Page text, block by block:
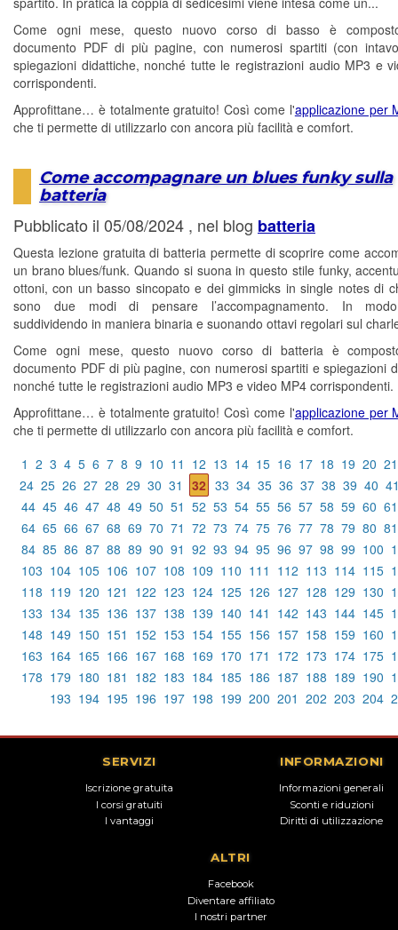
Come ogni mese, questo nuovo corso di basso è
documento PDF di più pagine, con numerosi spartiti (con
spiegazioni didattiche, nonché tutte le registrazioni audio MP3 e
corrispondenti.
Approfittane… è totalmente gratuito! Così come l'applicazione per
che ti permette di utilizzarlo con ancora più facilità e comfort.
Come accompagnare un blues funky sulla
batteria
Pubblicato il 05/08/2024 , nel blog batteria
Questa lezione gratuita di batteria permette di scoprire come
un brano blues/funk. Quando si suona in questo stile funky,
ottoni, con un basso sincopato e dei gimmicks in single notes di
sono due modi di pensare l’accompagnamento. In
suddividendo in maniera binaria e suonando ottavi regolari sul
Come ogni mese, questo nuovo corso di batteria è
documento PDF di più pagine, con numerosi spartiti e spiegazioni
nonché tutte le registrazioni audio MP3 e video MP4 corrispondenti.
Approfittane… è totalmente gratuito! Così come l'applicazione per
che ti permette di utilizzarlo con ancora più facilità e comfort.
1 2 3 4 5 6 7 8 9 10 11 12 13 14 15 16 17 18 19 20 21
24 25 26 27 28 29 30 31 32 33 34 35 36 37 38 39 40
44 45 46 47 48 49 50 51 52 53 54 55 56 57 58 59 60 61
64 65 66 67 68 69 70 71 72 73 74 75 76 77 78 79 80 81
84 85 86 87 88 89 90 91 92 93 94 95 96 97 98 99 100
103 104 105 106 107 108 109 110 111 112 113 114 115
118 119 120 121 122 123 124 125 126 127 128 129 130
133 134 135 136 137 138 139 140 141 142 143 144 145
148 149 150 151 152 153 154 155 156 157 158 159 160
163 164 165 166 167 168 169 170 171 172 173 174 175
178 179 180 181 182 183 184 185 186 187 188 189 190
193 194 195 196 197 198 199 200 201 202 203 204
SERVIZI
Iscrizione gratuita
I corsi gratuiti
I vantaggi
INFORMAZIONI
Informazioni generali
Sconti e riduzioni
Diritti di utilizzazione
ALTRI
Facebook
Diventare affiliato
I nostri partner